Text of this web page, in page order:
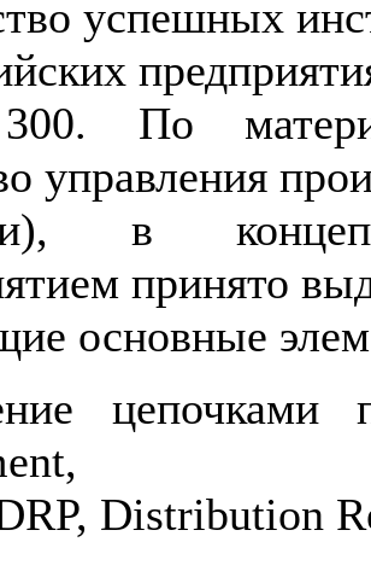
успешных
По
управления
в
принято
основные
Distribution